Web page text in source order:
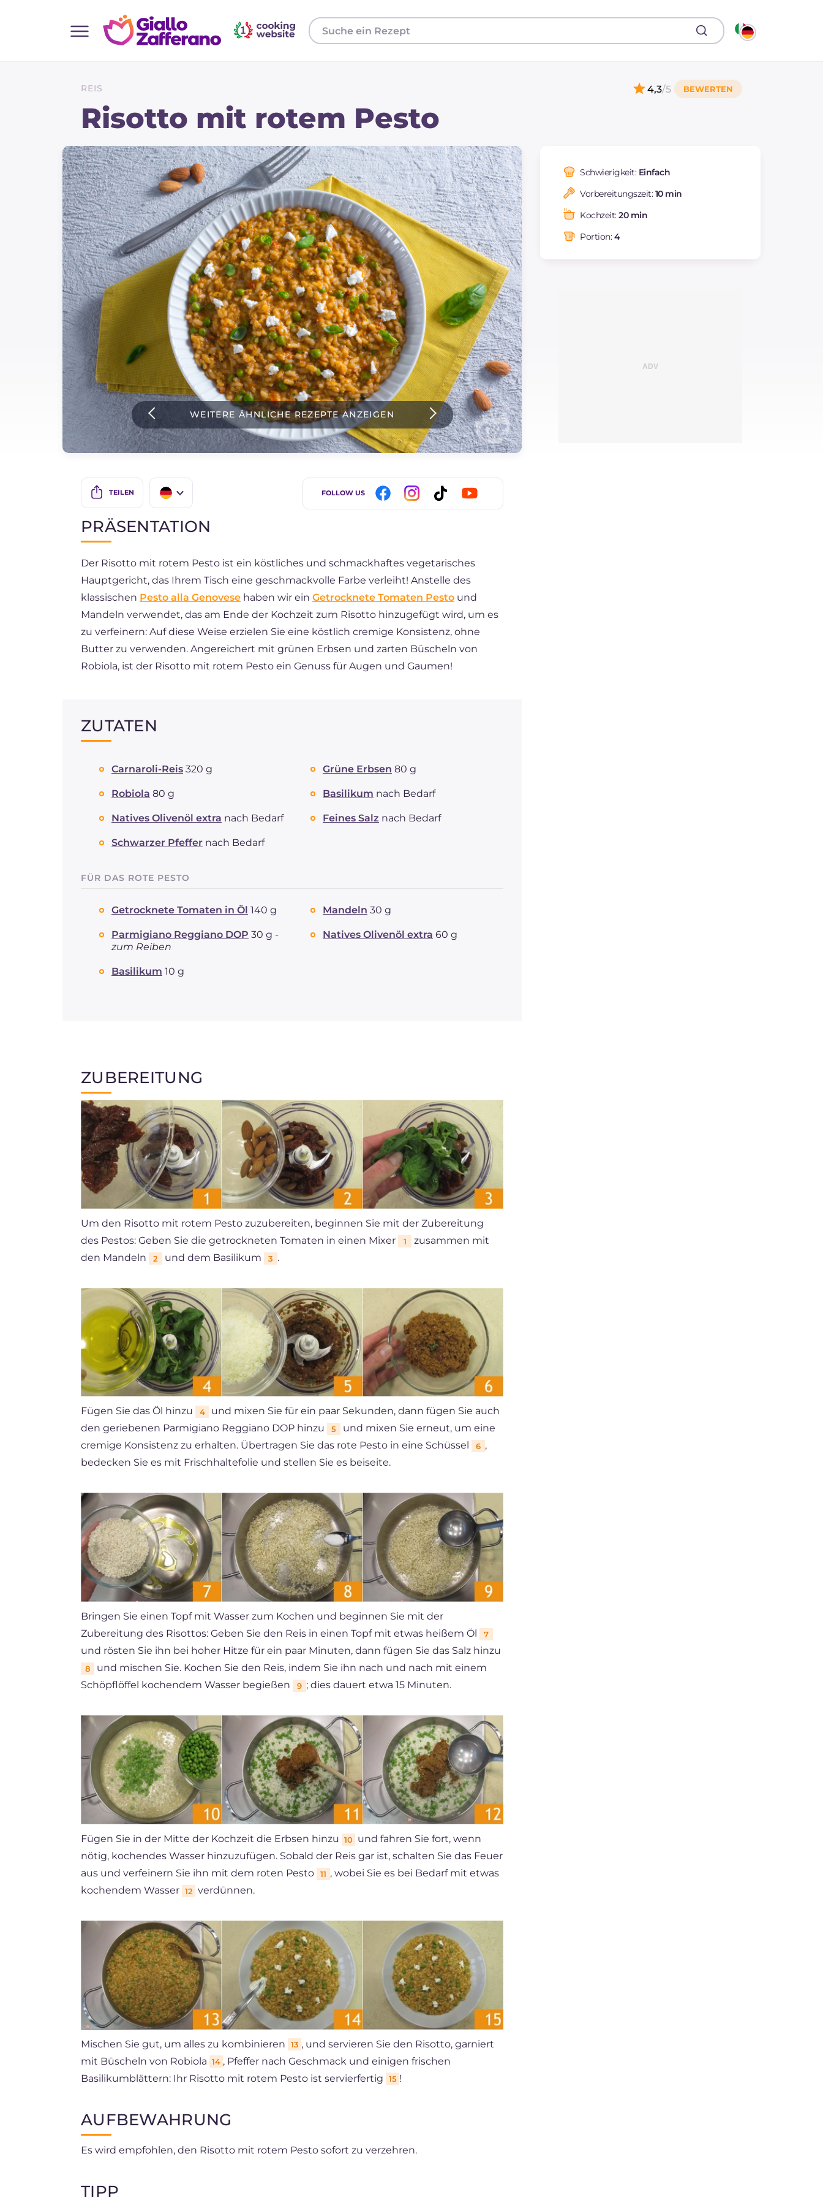
Hauptgerichte
Pizza und focaccia
Kuchen und Backwaren
Neueste rezepte
IT Website
Instagram
YouTube
REIS
Risotto mit rotem Pesto
4,3/5
WEITERE ÄHNLICHE REZEPTE ANZEIGEN
TEILEN
ES
BR
NL
FOLLOW US
Schwierigkeit: Einfach
Vorbereitungszeit:10 min
Kochzeit:20 min
Portion:4
PRÄSENTATION
Der Risotto mit rotem Pesto ist ein köstliches und schmackhaftes vegetarisches
Hauptgericht, das Ihrem Tisch eine geschmackvolle Farbe verleiht! Anstelle des
klassischen Pesto alla Genovese haben wir ein Getrocknete Tomaten Pesto und
Mandeln verwendet, das am Ende der Kochzeit zum Risotto hinzugefügt wird, um es
zu verfeinern: Auf diese Weise erzielen Sie eine köstlich cremige Konsistenz, ohne
Butter zu verwenden. Angereichert mit grünen Erbsen und zarten Büscheln von
Robiola, ist der Risotto mit rotem Pesto ein Genuss für Augen und Gaumen!
ZUTATEN
Carnaroli-Reis 320 g Grüne Erbsen 80 g
Robiola 80 g Basilikum nach Bedarf
Natives Olivenöl extra nach Bedarf Feines Salz nach Bedarf
Schwarzer Pfeffer nach Bedarf
FÜR DAS ROTE PESTO
Getrocknete Tomaten in Öl 140 g Mandeln 30 g
Parmigiano Reggiano DOP 30 g -
zum Reiben
Natives Olivenöl extra 60 g
Basilikum 10 g
ZUBEREITUNG
Um den Risotto mit rotem Pesto zuzubereiten, beginnen Sie mit der Zubereitung
des Pestos: Geben Sie die getrockneten Tomaten in einen Mixer
1
zusammen mit
den Mandeln
2 und dem Basilikum 3 .
Fügen Sie das Öl hinzu 4
und mixen Sie für ein paar Sekunden, dann fügen Sie auch
den geriebenen Parmigiano Reggiano DOP hinzu
5
und mixen Sie erneut, um eine
cremige Konsistenz zu erhalten. Übertragen Sie das rote Pesto in eine Schüssel
6 ,
bedecken Sie es mit Frischhaltefolie und stellen Sie es beiseite.
Bringen Sie einen Topf mit Wasser zum Kochen und beginnen Sie mit der
Zubereitung des Risottos: Geben Sie den Reis in einen Topf mit etwas heißem Öl
7
und rösten Sie ihn bei hoher Hitze für ein paar Minuten, dann fügen Sie das Salz hinzu
8
und mischen Sie. Kochen Sie den Reis, indem Sie ihn nach und nach mit einem
Schöpflöffel kochendem Wasser begießen
9 ; dies dauert etwa 15 Minuten.
Fügen Sie in der Mitte der Kochzeit die Erbsen hinzu 10 und fahren Sie fort, wenn
nötig, kochendes Wasser hinzuzufügen. Sobald der Reis gar ist, schalten Sie das Feuer
aus und verfeinern Sie ihn mit dem roten Pesto
11 , wobei Sie es bei Bedarf mit etwas
kochendem Wasser 12 verdünnen.
Mischen Sie gut, um alles zu kombinieren 13 , und servieren Sie den Risotto, garniert
mit Büscheln von Robiola 14 , Pfeffer nach Geschmack und einigen frischen
Basilikumblättern: Ihr Risotto mit rotem Pesto ist servierfertig
15 !
AUFBEWAHRUNG
Es wird empfohlen, den Risotto mit rotem Pesto sofort zu verzehren.
TIPP